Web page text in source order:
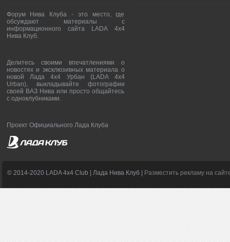
Форум Нива Клуба - это место, где
обсуждают материалы с
информационного сайта LADA 4x4
Нива Клуб.
Делитесь своими впечатлениями о
новостях и эксклюзивных материала о
новой Лада 4х4 Урбан (LADA 4x4
Urban), выкладывайте фотографии
своей ВАЗ Нива или просто общайтесь
с одноклубниками.
Проект Официального Лада Клуба
© 2014-2020 LADA 4x4 Club | Лада Нива Клуб | Разместить рекламу на